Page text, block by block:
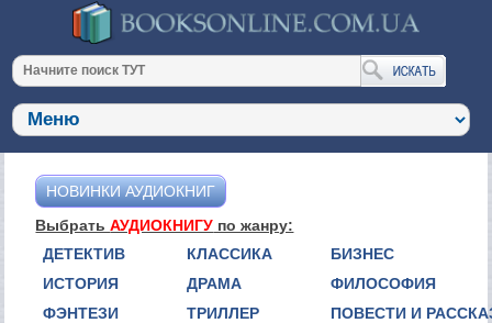
НОВИНКИ АУДИОКНИГ
ВыбратьАУДИОКНИГУ по жанру:
ДЕТЕКТИВ
ИСТОРИЯ
ФЭНТЕЗИ
КЛАССИКА
ДРАМА
ТРИЛЛЕР
БИЗНЕС
ФИЛОСОФИЯ
ПОВЕСТИ И